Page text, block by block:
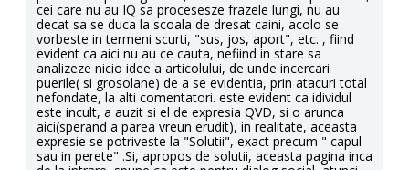
cei care nu au IQ sa procesesze frazele lungi, nu au
decat sa se duca la scoala de dresat caini, acolo se
vorbeste in termeni scurti, "sus, jos, aport", etc. , fiind
evident ca aici nu au ce cauta, nefiind in stare sa
analizeze nicio idee a articolului, de unde incercari
puerile( si grosolane) de a se evidentia, prin atacuri total
nefondate, la alti comentatori. este evident ca idividul
este incult, a auzit si el de expresia QVD, si o arunca
aici(sperand a parea vreun erudit), in realitate, aceasta
expresie se potriveste la "Solutii", exact precum " capul
sau in perete" .Si, apropos de solutii, aceasta pagina inca